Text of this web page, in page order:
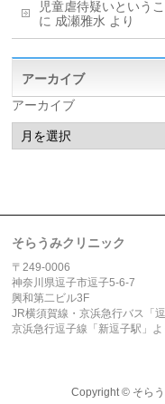
児童虐待疑いという
に 成瀬雅水 より
アーカイブ
アーカイブ
そらうみクリニック
〒249-0006
神奈川県逗子市逗子5-6-7
興和第二ビル3F
JR横須賀線・京浜急行バス「
京浜急行逗子線「新逗子駅」
Copyright © そら